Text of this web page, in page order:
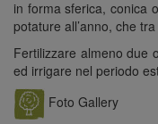
in forma sferica, conica
potature all’anno, che
Fertilizzare almeno due
ed irrigare nel periodo
Foto Gallery